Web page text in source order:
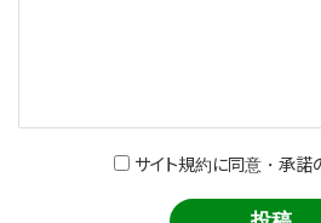
サイト規約に同意・承諾